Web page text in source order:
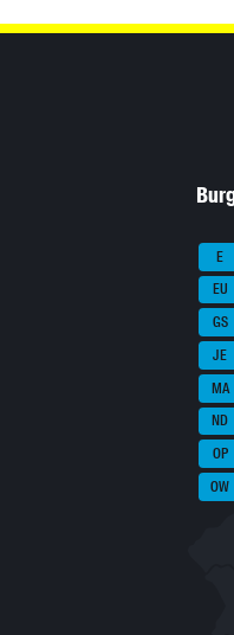
E
EU
GS
JE
MA
ND
OP
OW